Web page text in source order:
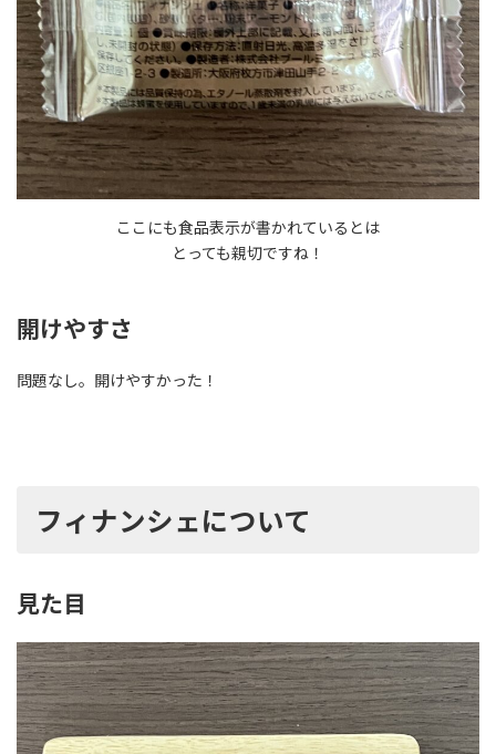
ここにも食品表示が書かれているとは
とっても親切ですね！
開けやすさ
問題なし。開けやすかった！
フィナンシェについて
見た目